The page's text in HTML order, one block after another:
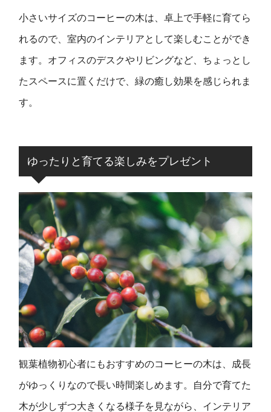
小さいサイズのコーヒーの木は、卓上で手軽に育てら
れるので、室内のインテリアとして楽しむことができ
ます。オフィスのデスクやリビングなど、ちょっとし
たスペースに置くだけで、緑の癒し効果を感じられま
す。
ゆったりと育てる楽しみをプレゼント
観葉植物初心者にもおすすめのコーヒーの木は、成長
がゆっくりなので長い時間楽しめます。自分で育てた
木が少しずつ大きくなる様子を見ながら、インテリア